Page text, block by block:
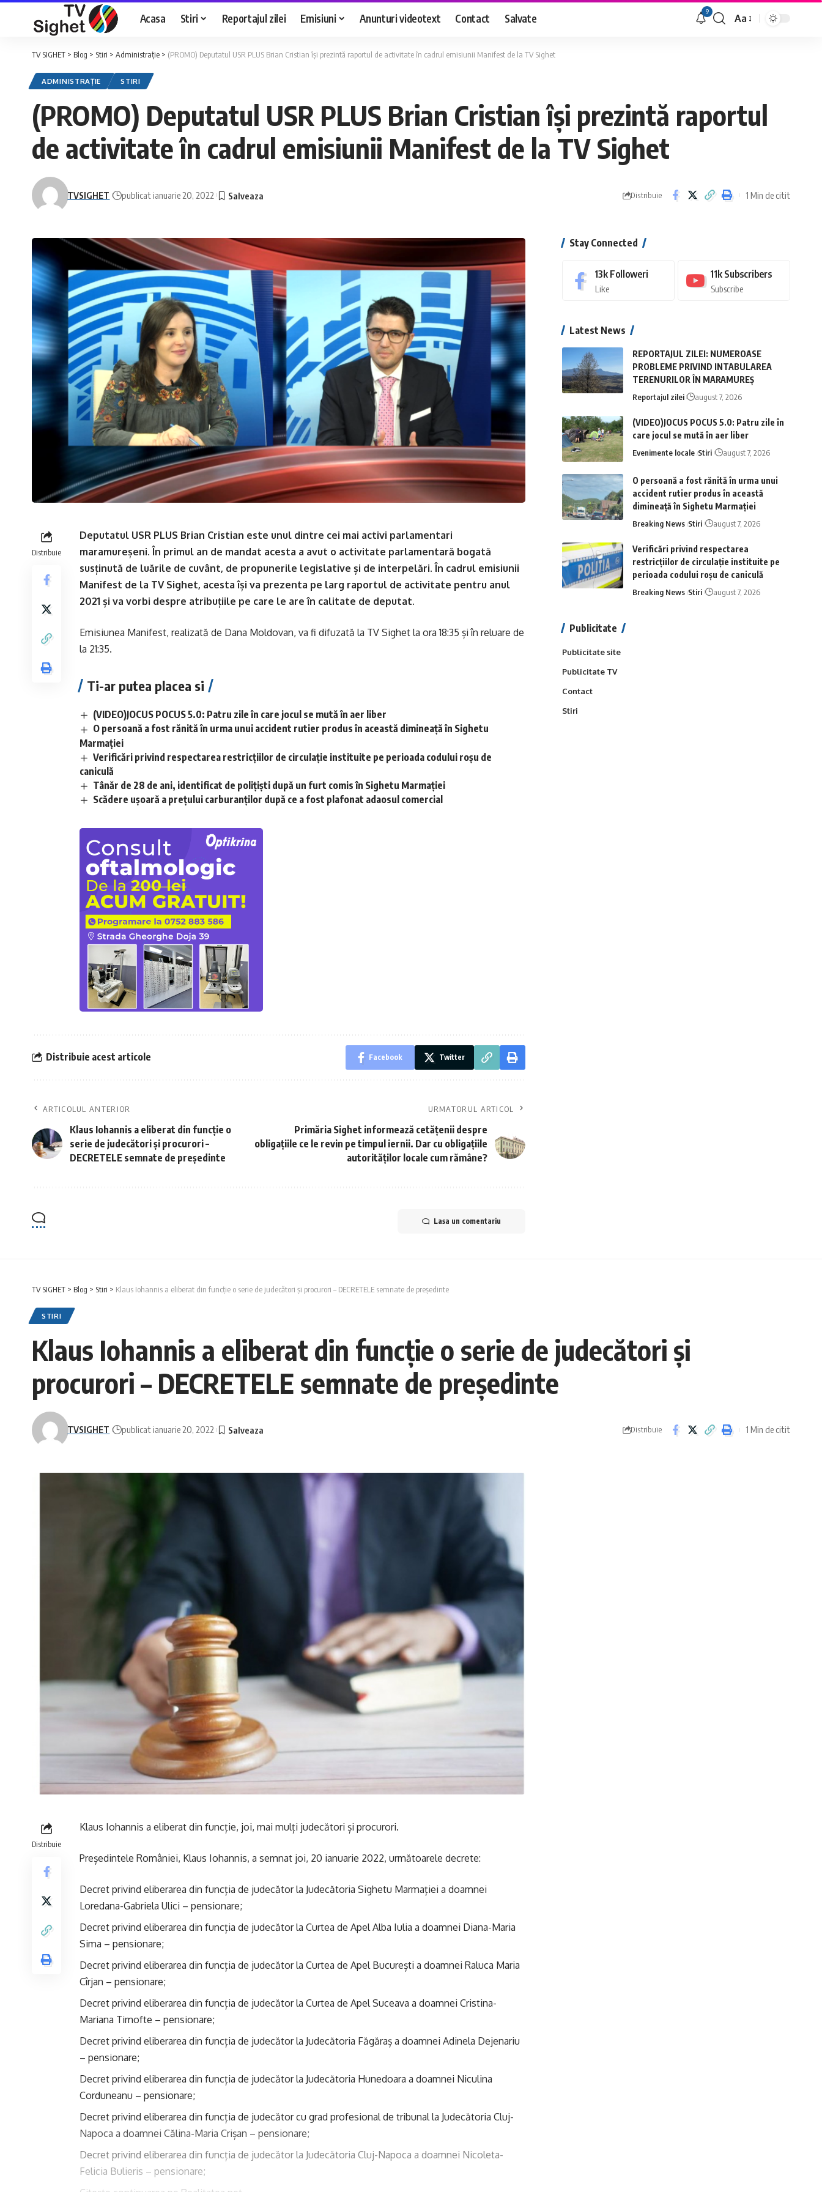
Acasa Stiri Reportajul zilei Emisiuni Anunturi videotext Contact Salvate 9
Font
Aa
TV SIGHET > Blog > Stiri > Administrație > (PROMO) Deputatul USR PLUS Brian Cristian își prezintă raportul de activitate în cadrul emisiunii Manifest de la TV Sighet
ADMINISTRAȚIE STIRI
(PROMO) Deputatul USR PLUS Brian Cristian își prezintă raportul
de activitate în cadrul emisiunii Manifest de la TV Sighet
TVSIGHET publicat ianuarie 20, 2022 Distribuie 1 Min de citit
Distribuie
Deputatul USR PLUS Brian Cristian este unul dintre cei mai activi parlamentari
maramureșeni. În primul an de mandat acesta a avut o activitate parlamentară bogată
susținută de luările de cuvânt, de propunerile legislative și de interpelări. În cadrul emisiunii
Manifest de la TV Sighet, acesta își va prezenta pe larg raportul de activitate pentru anul
2021 și va vorbi despre atribuțiile pe care le are în calitate de deputat.
Emisiunea Manifest, realizată de Dana Moldovan, va fi difuzată la TV Sighet la ora 18:35 și în reluare de
la 21:35.
Ti-ar putea placea si
(VIDEO)JOCUS POCUS 5.0: Patru zile în care jocul se mută în aer liber
O persoană a fost rănită în urma unui accident rutier produs în această dimineață în Sighetu
Marmației
Verificări privind respectarea restricțiilor de circulație instituite pe perioada codului roșu de
caniculă
Tânăr de 28 de ani, identificat de polițiști după un furt comis în Sighetu Marmației
Scădere ușoară a prețului carburanților după ce a fost plafonat adaosul comercial
Distribuie acest articole Facebook Twitter
ARTICOLUL ANTERIOR
Klaus Iohannis a eliberat din funcție o
serie de judecători și procurori –
DECRETELE semnate de președinte
URMATORUL ARTICOL
Primăria Sighet informează cetățenii despre
obligațiile ce le revin pe timpul iernii. Dar cu obligațiile
autorităților locale cum rămâne?
Lasa un comentariu
Stay Connected
13k Followeri
Like
11k Subscribers
Subscribe
Latest News
REPORTAJUL ZILEI: NUMEROASE
PROBLEME PRIVIND INTABULAREA
TERENURILOR ÎN MARAMUREȘ
Reportajul zilei august 7, 2026
(VIDEO)JOCUS POCUS 5.0: Patru zile în
care jocul se mută în aer liber
Evenimente locale Stiri august 7, 2026
O persoană a fost rănită în urma unui
accident rutier produs în această
dimineață în Sighetu Marmației
Breaking News Stiri august 7, 2026
Verificări privind respectarea
restricțiilor de circulație instituite pe
perioada codului roșu de caniculă
Breaking News Stiri august 7, 2026
Publicitate
Publicitate site
Publicitate TV
Contact
Stiri
TV SIGHET > Blog > Stiri > Klaus Iohannis a eliberat din funcție o serie de judecători și procurori – DECRETELE semnate de președinte
STIRI
Klaus Iohannis a eliberat din funcție o serie de judecători și
procurori – DECRETELE semnate de președinte
TVSIGHET publicat ianuarie 20, 2022 Distribuie 1 Min de citit
Distribuie
Klaus Iohannis a eliberat din funcție, joi, mai mulți judecători și procurori.
Președintele României, Klaus Iohannis, a semnat joi, 20 ianuarie 2022, următoarele decrete:
Decret privind eliberarea din funcția de judecător la Judecătoria Sighetu Marmației a doamnei
Loredana-Gabriela Ulici – pensionare;
Decret privind eliberarea din funcția de judecător la Curtea de Apel Alba Iulia a doamnei Diana-Maria
Sima – pensionare;
Decret privind eliberarea din funcția de judecător la Curtea de Apel București a doamnei Raluca Maria
Cîrjan – pensionare;
Decret privind eliberarea din funcția de judecător la Curtea de Apel Suceava a doamnei Cristina-
Mariana Timofte – pensionare;
Decret privind eliberarea din funcția de judecător la Judecătoria Făgăraș a doamnei Adinela Dejenariu
– pensionare;
Decret privind eliberarea din funcția de judecător la Judecătoria Hunedoara a doamnei Niculina
Corduneanu – pensionare;
Decret privind eliberarea din funcția de judecător cu grad profesional de tribunal la Judecătoria Cluj-
Napoca a doamnei Călina-Maria Crișan – pensionare;
Decret privind eliberarea din funcția de judecător la Judecătoria Cluj-Napoca a doamnei Nicoleta-
Felicia Bulieris – pensionare;